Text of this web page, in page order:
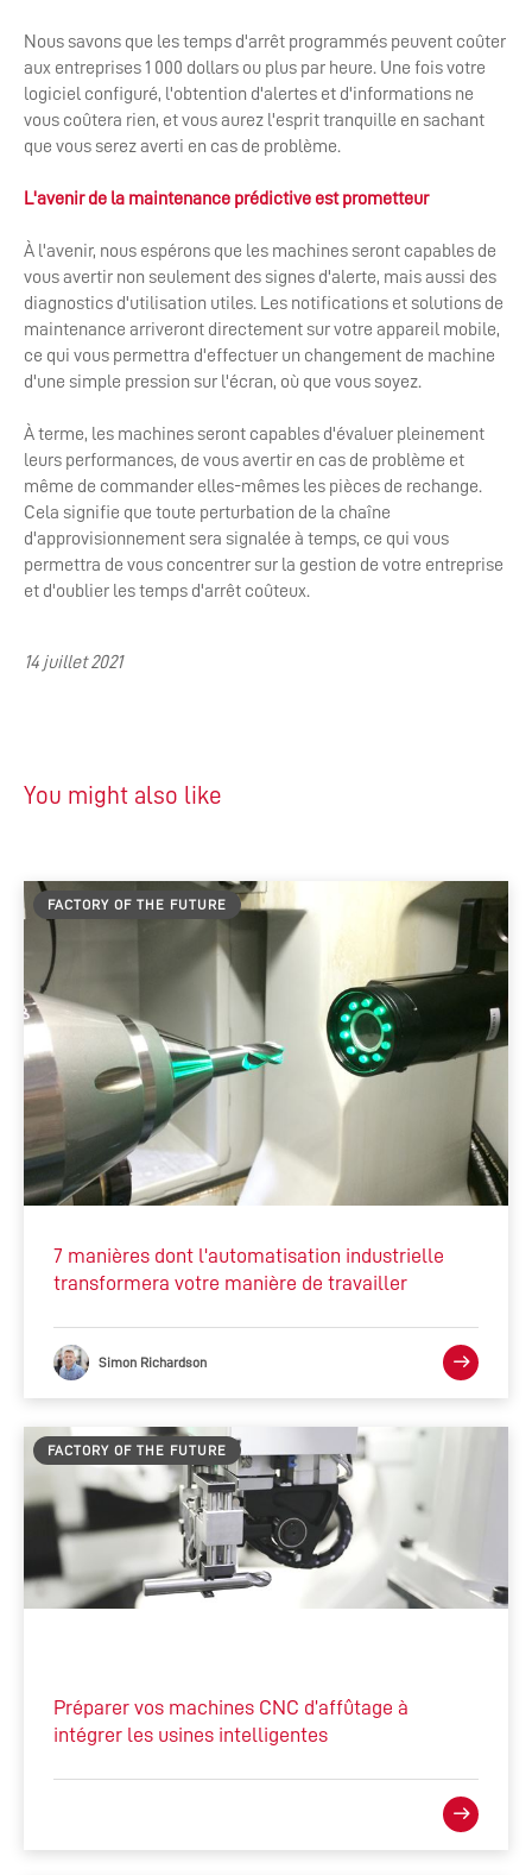
Nous savons que les temps d'arrêt programmés peuvent coûter
aux entreprises 1 000 dollars ou plus par heure. Une fois votre
logiciel configuré, l'obtention d'alertes et d'informations ne
vous coûtera rien, et vous aurez l'esprit tranquille en sachant
que vous serez averti en cas de problème.
L'avenir de la maintenance prédictive est prometteur
À l'avenir, nous espérons que les machines seront capables de
vous avertir non seulement des signes d'alerte, mais aussi des
diagnostics d'utilisation utiles. Les notifications et solutions de
maintenance arriveront directement sur votre appareil mobile,
ce qui vous permettra d'effectuer un changement de machine
d'une simple pression sur l'écran, où que vous soyez.
À terme, les machines seront capables d'évaluer pleinement
leurs performances, de vous avertir en cas de problème et
même de commander elles-mêmes les pièces de rechange.
Cela signifie que toute perturbation de la chaîne
d'approvisionnement sera signalée à temps, ce qui vous
permettra de vous concentrer sur la gestion de votre entreprise
et d'oublier les temps d'arrêt coûteux.
14 juillet 2021
You might also like
FACTORY OF THE FUTURE
7 manières dont l'automatisation industrielle
transformera votre manière de travailler
Simon Richardson
FACTORY OF THE FUTURE
Préparer vos machines CNC d’affûtage à
intégrer les usines intelligentes